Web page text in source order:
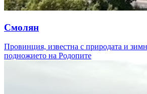
Смолян
Провинция, известна с природата и
подножието на Родопите